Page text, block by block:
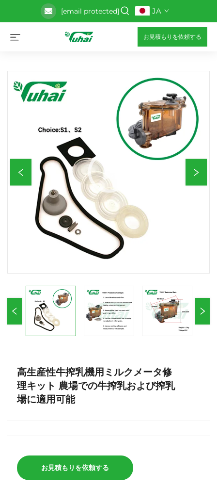
[email protected] JA
お見積もりを依頼する
高生産性牛搾乳機用ミルクメータ修
理キット 農場での牛搾乳および搾乳
場に適用可能
お見積もりを依頼する